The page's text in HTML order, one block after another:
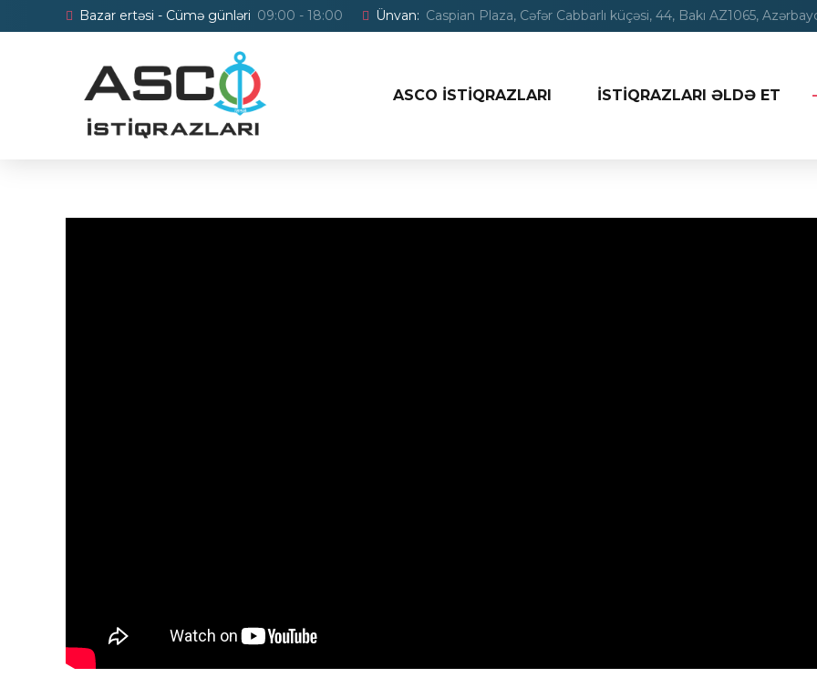
Bazar ertəsi - Cümə günləri 09:00 - 18:00 Ünvan: Caspian Plaza, Cəfər Cabbarlı küçəsi, 44, Bakı AZ1065,
ASCO İSTİQRAZLARI İSTİQRAZLARI ƏLDƏ ET